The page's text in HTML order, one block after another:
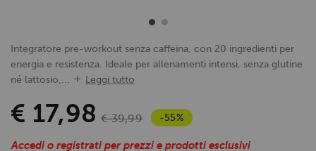
Integratore pre-workout senza caffeina, con 20 ingredienti per
energia e resistenza. Ideale per allenamenti intensi, senza glutine
né lattosio,...
Leggi tutto
€ 17,98 € 39,99 -55%
Accedi o registrati per prezzi e prodotti esclusivi